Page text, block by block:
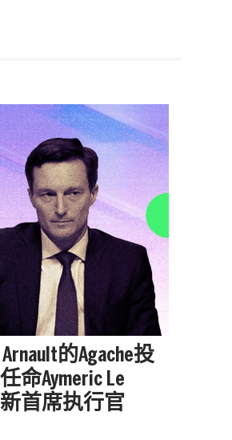
Arnault的Agache投
命Aymeric Le
新首席执行官